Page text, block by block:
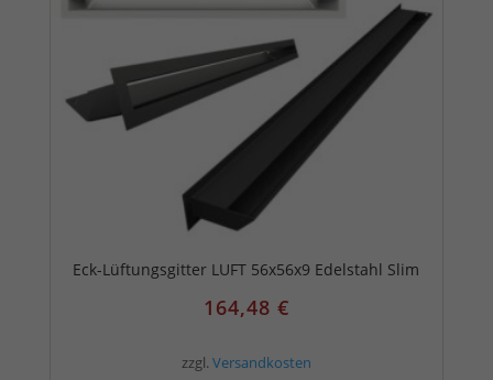
Eck-Lüftungsgitter LUFT 56x56x9 Edelstahl Slim
164,48 €
zzgl. Versandkosten